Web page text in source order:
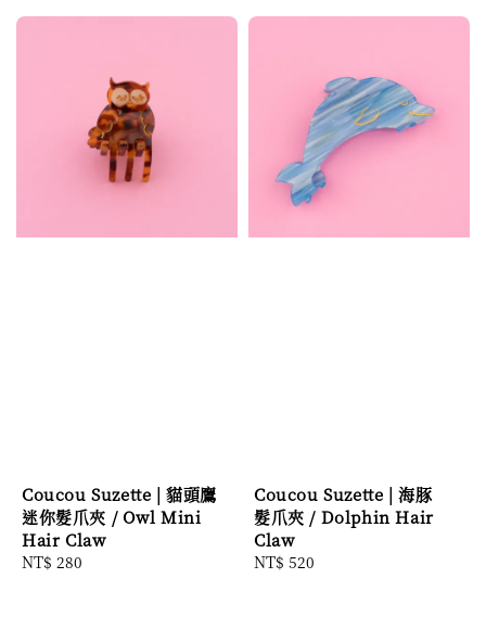
Coucou Suzette | 貓頭鷹
迷你髮爪夾 / Owl Mini
Hair Claw
Regular
NT$ 280
Coucou Suzette | 海豚
髮爪夾 / Dolphin Hair
Claw
Regular
NT$ 520